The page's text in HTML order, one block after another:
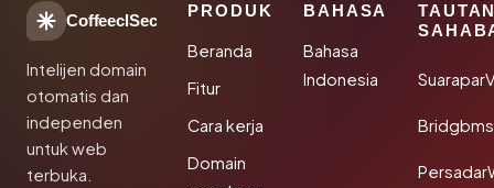
CoffeeclSec
Intelijen domain
otomatis dan
independen
untuk web
terbuka.
PRODUK
Beranda
Fitur
Cara kerja
Domain
BAHASA
Bahasa
Indonesia